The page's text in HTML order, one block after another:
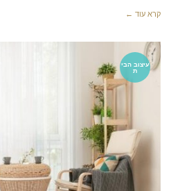
קרא עוד ←
עיצוב הבי
ת